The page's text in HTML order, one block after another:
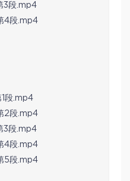
3段.mp4
4段.mp4
段.mp4
2段.mp4
3段.mp4
4段.mp4
5段.mp4